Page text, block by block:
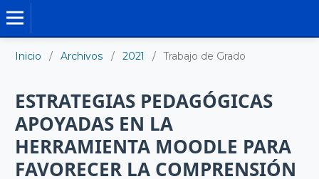
Inicio / Archivos / 2021 / Trabajo de Grado
ESTRATEGIAS PEDAGÓGICAS
APOYADAS EN LA
HERRAMIENTA MOODLE PARA
FAVORECER LA COMPRENSIÓN